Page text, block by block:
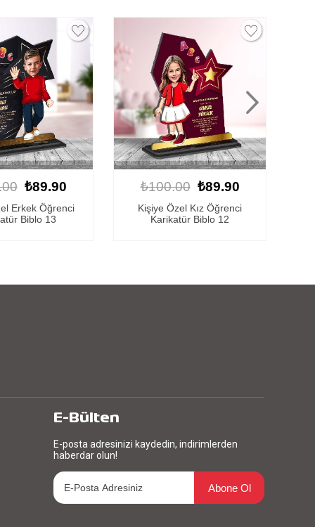
₺89.90
Kız Öğrenci
Biblo 12
₺100.00 ₺89.90
Kişiye Özel Erkek Öğrenci
Karikatür Biblo 18
E-Bülten
E-posta adresinizi kaydedin, indirimlerden
haberdar olun!
Abone Ol